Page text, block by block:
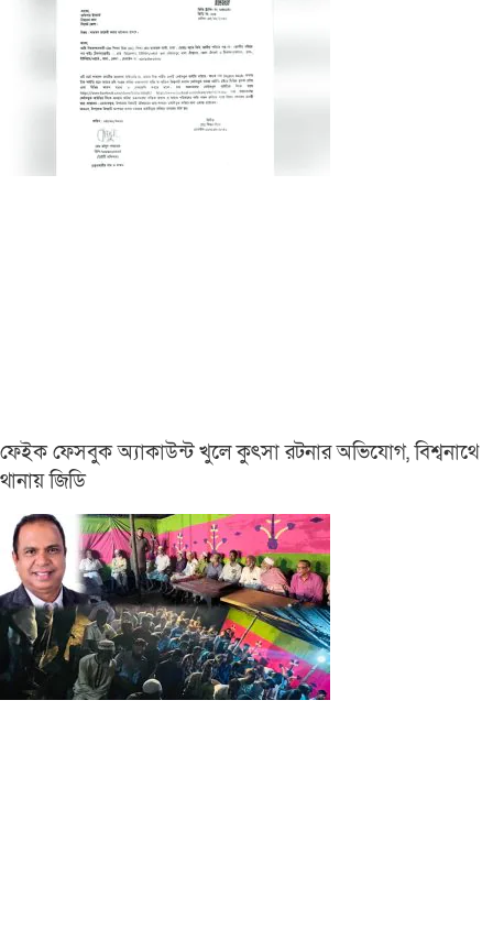
ফেইক ফেসবুক অ্যাকাউন্ট খুলে কুৎসা রটনার অভিযোগ, বিশ্বনাথে
থানায় জিডি